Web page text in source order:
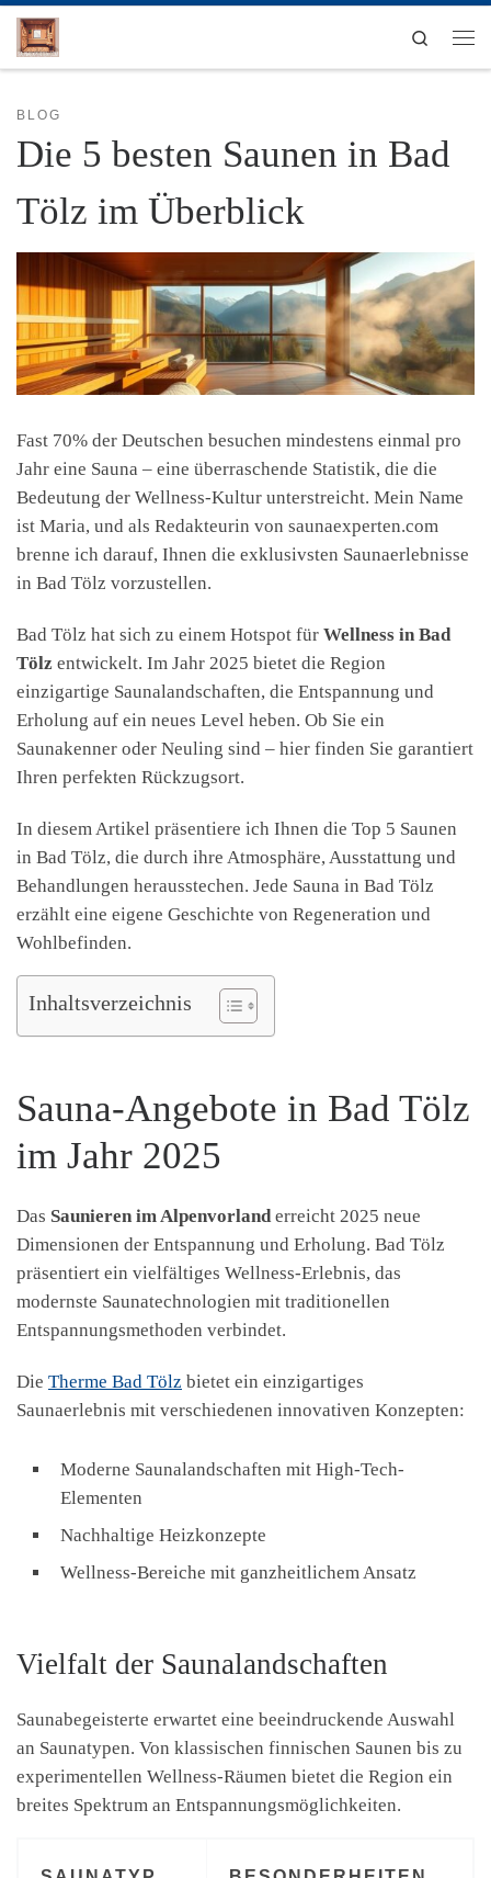
Zum Inhalt springen
Search
BLOG
Die 5 besten Saunen in Bad
Tölz im Überblick
Fast 70% der Deutschen besuchen mindestens einmal pro
Jahr eine Sauna – eine überraschende Statistik, die die
Bedeutung der Wellness-Kultur unterstreicht. Mein Name
ist Maria, und als Redakteurin von saunaexperten.com
brenne ich darauf, Ihnen die exklusivsten Saunaerlebnisse
in Bad Tölz vorzustellen.
Bad Tölz hat sich zu einem Hotspot für Wellness in Bad
Tölz entwickelt. Im Jahr 2025 bietet die Region
einzigartige Saunalandschaften, die Entspannung und
Erholung auf ein neues Level heben. Ob Sie ein
Saunakenner oder Neuling sind – hier finden Sie garantiert
Ihren perfekten Rückzugsort.
In diesem Artikel präsentiere ich Ihnen die Top 5 Saunen
in Bad Tölz, die durch ihre Atmosphäre, Ausstattung und
Behandlungen herausstechen. Jede Sauna in Bad Tölz
erzählt eine eigene Geschichte von Regeneration und
Wohlbefinden.
Inhaltsverzeichnis
Sauna-Angebote in Bad Tölz
im Jahr 2025
Das Saunieren im Alpenvorland erreicht 2025 neue
Dimensionen der Entspannung und Erholung. Bad Tölz
präsentiert ein vielfältiges Wellness-Erlebnis, das
modernste Saunatechnologien mit traditionellen
Entspannungsmethoden verbindet.
Die Therme Bad Tölz bietet ein einzigartiges
Saunaerlebnis mit verschiedenen innovativen Konzepten:
Moderne Saunalandschaften mit High-Tech-
Elementen
Nachhaltige Heizkonzepte
Wellness-Bereiche mit ganzheitlichem Ansatz
Vielfalt der Saunalandschaften
Saunabegeisterte erwartet eine beeindruckende Auswahl
an Saunatypen. Von klassischen finnischen Saunen bis zu
experimentellen Wellness-Räumen bietet die Region ein
breites Spektrum an Entspannungsmöglichkeiten.